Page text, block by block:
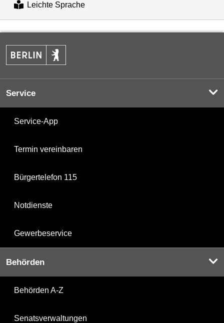
Leichte Sprache
Service
Service-App
Termin vereinbaren
Bürgertelefon 115
Notdienste
Gewerbeservice
Behörden
Behörden A-Z
Senatsverwaltungen